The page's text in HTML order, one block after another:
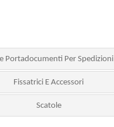
Portadocumenti Per Spedizioni
Fissatrici E Accessori
Scatole